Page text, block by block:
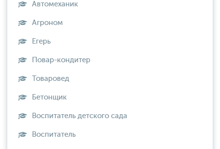
Автомеханик
Агроном
Егерь
Повар-кондитер
Товаровед
Бетонщик
Воспитатель детского сада
Воспитатель